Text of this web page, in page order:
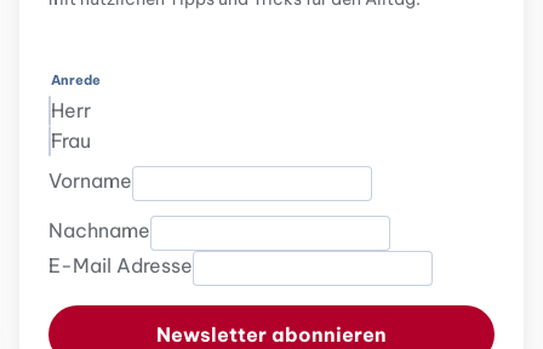
Anrede
Herr
Frau
Vorname
Nachname
E-Mail Adresse
Newsletter abonnieren